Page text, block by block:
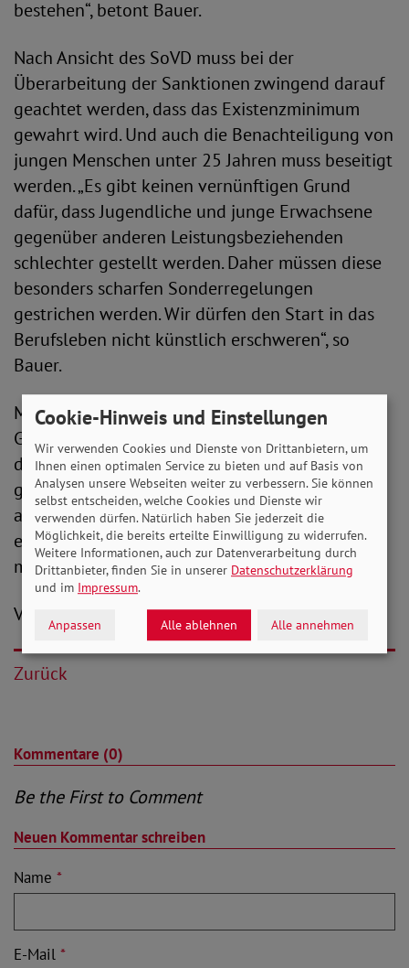
bestehen“, betont Bauer.
Nach Ansicht des SoVD muss bei der
Überarbeitung der Sanktionen zwingend darauf
geachtet werden, dass das Existenzminimum
gewahrt wird. Und auch die Benachteiligung von
jungen Menschen unter 25 Jahren muss beseitigt
werden. „Es gibt keinen vernünftigen Grund
dafür, dass Jugendliche und junge Erwachsene
gegenüber anderen Leistungsbeziehenden
schlechter gestellt werden. Daher müssen diese
besonders scharfen Sonderregelungen
gestrichen werden. Wir dürfen den Start in das
Berufsleben nicht künstlich erschweren“, so
Bauer.
Mit den Ideen zur Neuregelung der Hartz-IV-
Gesetze von Bundesminister Hubertus Heil und
den Grünen ist neuer Schwung in die Debatte
gekommen. Nach Auffassung des SoVD sind
allerdings weitreichende Veränderungen
erforderlich. Und vor allem fordert Bauer: „Nun
müssen den Worten auch Taten folgen.“
V. i. S. d. P.: Christian Draheim
Zurück
Kommentare (0)
Be the First to Comment
Neuen Kommentar schreiben
Name *
E-Mail *
Cookie-Hinweis und Einstellungen
Wir verwenden Cookies und Dienste von Drittanbietern, um
Ihnen einen optimalen Service zu bieten und auf Basis von
Analysen unsere Webseiten weiter zu verbessern. Sie können
selbst entscheiden, welche Cookies und Dienste wir
verwenden dürfen. Natürlich haben Sie jederzeit die
Möglichkeit, die bereits erteilte Einwilligung zu widerrufen.
Weitere Informationen, auch zur Datenverarbeitung durch
Drittanbieter, finden Sie in unserer Datenschutzerklärung
und im Impressum.
Anpassen Alle ablehnen Alle annehmen